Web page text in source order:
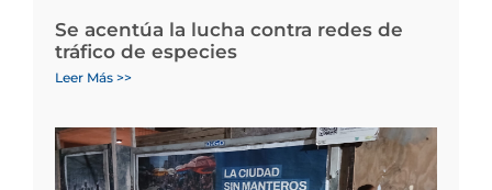
Se acentúa la lucha contra redes de
tráfico de especies
Leer Más >>